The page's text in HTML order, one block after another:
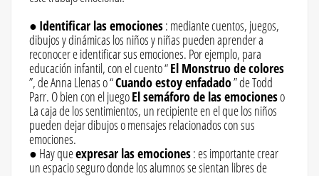
● Identificar las emociones: mediante cuentos, juegos,
dibujos y dinámicas los niños y niñas pueden aprender a
reconocer e identificar sus emociones. Por ejemplo, para
educación infantil, con el cuento “El Monstruo de colores
”, de Anna Llenas o “Cuando estoy enfadado” de Todd
Parr. O bien con el juegoEl semáforo de las emocioneso
La caja de los sentimientos, un recipiente en el que los niños
pueden dejar dibujos o mensajes relacionados con sus
emociones.
● Hay queexpresar las emociones: es importante crear
un espacio seguro donde los alumnos se sientan libres de